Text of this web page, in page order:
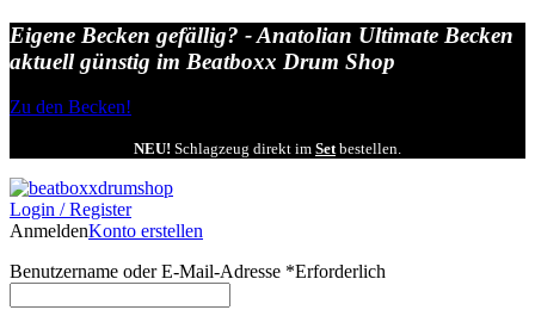
Eigene Becken gefällig? - Anatolian Ultimate Becken
aktuell günstig im Beatboxx Drum Shop
Zu den Becken!
NEU! Schlagzeug direkt im Setbestellen.
Login / Register
AnmeldenKonto erstellen
Benutzername oder E-Mail-Adresse *Erforderlich